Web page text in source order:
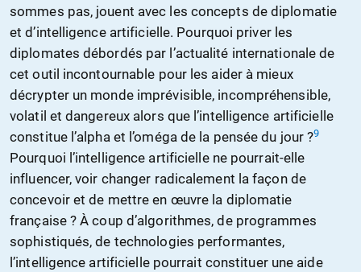
sommes pas, jouent avec les concepts de diplomatie
et d’intelligence artificielle. Pourquoi priver les
diplomates débordés par l’actualité internationale de
cet outil incontournable pour les aider à mieux
décrypter un monde imprévisible, incompréhensible,
volatil et dangereux alors que l’intelligence artificielle
constitue l’alpha et l’oméga de la pensée du jour ?9
Pourquoi l’intelligence artificielle ne pourrait-elle
influencer, voir changer radicalement la façon de
concevoir et de mettre en œuvre la diplomatie
française ? À coup d’algorithmes, de programmes
sophistiqués, de technologies performantes,
l’intelligence artificielle pourrait constituer une aide